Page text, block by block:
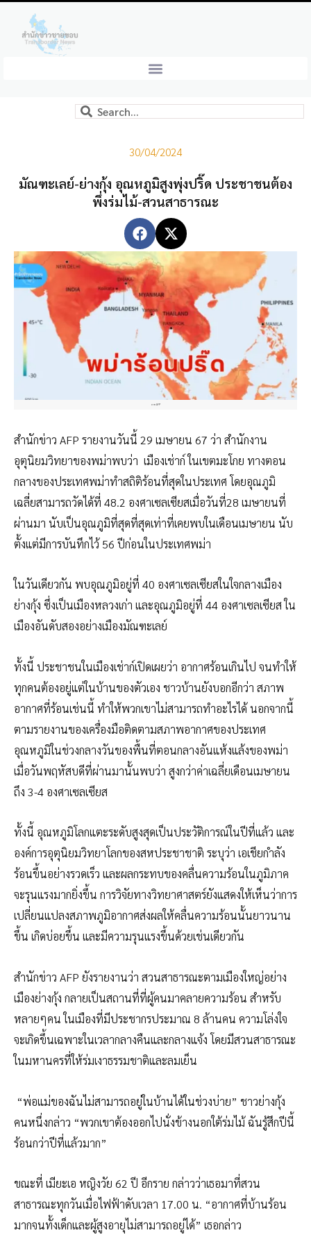
30/04/2024
มัณฑะเลย์-ย่างกุ้ง อุณหภูมิสูงพุ่งปริ๊ด ประชาชนต้อง
พึ่งร่มไม้-สวนสาธารณะ
ภาพ AFP
สำนักข่าว AFP รายงานวันนี้ 29 เมษายน 67 ว่า สำนักงาน
อุตุนิยมวิทยาของพม่าพบว่า เมืองเช่าก์ ในเขตมะโกย ทางตอน
กลางของประเทศพม่าทำสถิติร้อนที่สุดในประเทศ โดยอุณภูมิ
เฉลี่ยสามารถวัดได้ที่ 48.2 องศาเซลเซียสเมื่อวันที่28 เมษายนที่
ผ่านมา นับเป็นอุณภูมิที่สุดที่สุดเท่าที่เคยพบในเดือนเมษายน นับ
ตั้งแต่มีการบันทึกไว้ 56 ปีก่อนในประเทศพม่า
ในวันเดียวกัน พบอุณภูมิอยู่ที่ 40 องศาเซลเซียสในใจกลางเมือง
ย่างกุ้ง ซึ่งเป็นเมืองหลวงเก่า และอุณภูมิอยู่ที่ 44 องศาเซลเซียส ใน
เมืองอันดับสองอย่างเมืองมัณฑะเลย์
ทั้งนี้ ประชาชนในเมืองเช่าก์เปิดเผยว่า อากาศร้อนเกินไป จนทำให้
ทุกคนต้องอยู่แต่ในบ้านของตัวเอง ชาวบ้านยังบอกอีกว่า สภาพ
อากาศที่ร้อนเช่นนี้ ทำให้พวกเขาไม่สามารถทำอะไรได้ นอกจากนี้
ตามรายงานของเครื่องมือติดตามสภาพอากาศของประเทศ
อุณหภูมิในช่วงกลางวันของพื้นที่ตอนกลางอันแห้งแล้งของพม่า
เมื่อวันพฤหัสบดีที่ผ่านมานั้นพบว่า สูงกว่าค่าเฉลี่ยเดือนเมษายน
ถึง 3-4 องศาเซลเซียส
ทั้งนี้ อุณหภูมิโลกแตะระดับสูงสุดเป็นประวัติการณ์ในปีที่แล้ว และ
องค์การอุตุนิยมวิทยาโลกของสหประชาชาติ ระบุว่า เอเชียกำลัง
ร้อนขึ้นอย่างรวดเร็ว และผลกระทบของคลื่นความร้อนในภูมิภาค
จะรุนแรงมากยิ่งขึ้น การวิจัยทางวิทยาศาสตร์ยังแสดงให้เห็นว่าการ
เปลี่ยนแปลงสภาพภูมิอากาศส่งผลให้คลื่นความร้อนนั้นยาวนาน
ขึ้น เกิดบ่อยขึ้น และมีความรุนแรงขึ้นด้วยเช่นเดียวกัน
สำนักข่าว AFP ยังรายงานว่า สวนสาธารณะตามเมืองใหญ่อย่าง
เมืองย่างกุ้ง กลายเป็นสถานที่ที่ผู้คนมาคลายความร้อน สำหรับ
หลายๆคน ในเมืองที่มีประชากรประมาณ 8 ล้านคน ความโล่งใจ
จะเกิดขึ้นเฉพาะในเวลากลางคืนและกลางแจ้ง โดยมีสวนสาธารณะ
ในมหานครที่ให้ร่มเงาธรรมชาติและลมเย็น
“พ่อแม่ของฉันไม่สามารถอยู่ในบ้านได้ในช่วงบ่าย” ชาวย่างกุ้ง
คนหนึ่งกล่าว “พวกเขาต้องออกไปนั่งข้างนอกใต้ร่มไม้ ฉันรู้สึกปีนี้
ร้อนกว่าปีที่แล้วมาก”
ขณะที่ เมียะเอ หญิงวัย 62 ปี อีกราย กล่าวว่าเธอมาที่สวน
สาธารณะทุกวันเมื่อไฟฟ้าดับเวลา 17.00 น. “อากาศที่บ้านร้อน
มากจนทั้งเด็กและผู้สูงอายุไม่สามารถอยู่ได้” เธอกล่าว